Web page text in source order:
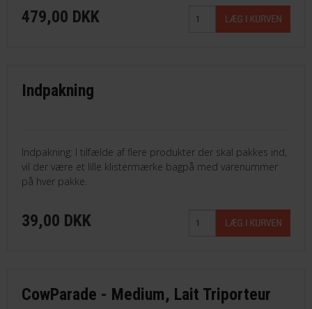
479,00 DKK
Indpakning
Indpakning: I tilfælde af flere produkter der skal pakkes ind,
vil der være et lille klistermærke bagpå med varenummer
på hver pakke.
39,00 DKK
CowParade - Medium, Lait Triporteur